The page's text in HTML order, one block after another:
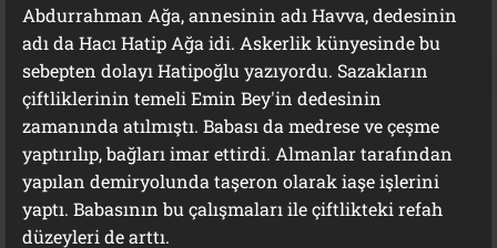
Abdurrahman Ağa, annesinin adı Havva, dedesinin
adı da Hacı Hatip Ağa idi. Askerlik künyesinde bu
sebepten dolayı Hatipoğlu yazıyordu. Sazakların
çiftliklerinin temeli Emin Bey'in dedesinin
zamanında atılmıştı. Babası da medrese ve çeşme
yaptırılıp, bağları imar ettirdi. Almanlar tarafından
yapılan demiryolunda taşeron olarak iaşe işlerini
yaptı. Babasının bu çalışmaları ile çiftlikteki refah
düzeyleri de arttı.